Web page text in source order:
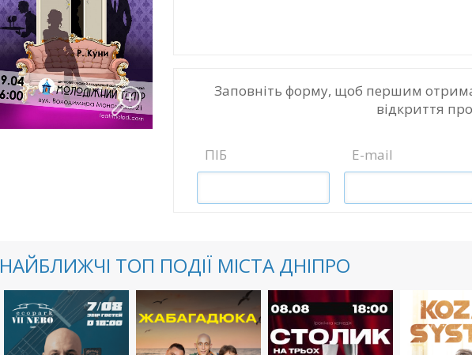
Заповніть форму, щоб першим
відкриття
ПІБ E-mail
НАЙБЛИЖЧІ ТОП ПОДІЇ МІСТА ДНІПРО